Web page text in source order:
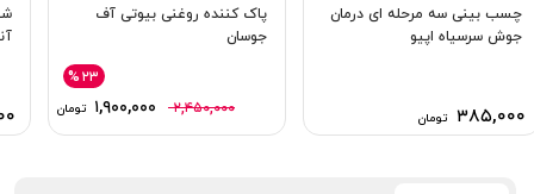
چسب بینی سه مرحله ای درمان
جوش سرسیاه اپیو
۳۸۵,۰۰۰ تومان
پاک کننده روغنی بیوتی آف
جوسان
۲,۴۵۰,۰۰۰ ۱,۹۰۰,۰۰۰ تومان
%۲۳